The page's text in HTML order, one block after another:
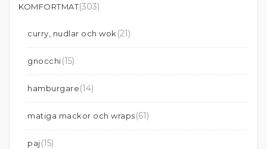
KOMFORTMAT(303)
curry, nudlar och wok (21)
gnocchi(15)
hamburgare(14)
matiga mackor och wraps(61)
paj(15)